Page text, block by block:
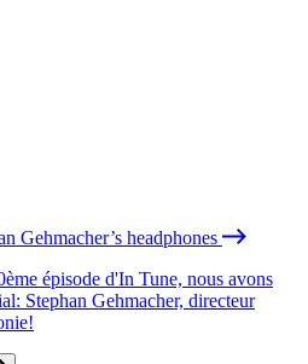
Gehmacher’s headphones
épisode d'In Tune, nous avons
Stephan Gehmacher, directeur